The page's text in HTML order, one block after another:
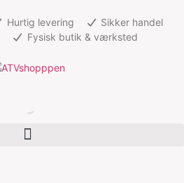
Hurtig levering
Sikker handel
Fysisk butik & værksted